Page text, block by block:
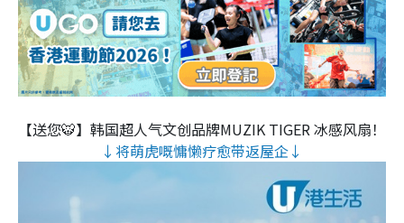
【送您🐯】韩国超人气文创品牌MUZIK TIGER 冰感风扇！
↓将萌虎嘅慵懒疗愈带返屋企↓